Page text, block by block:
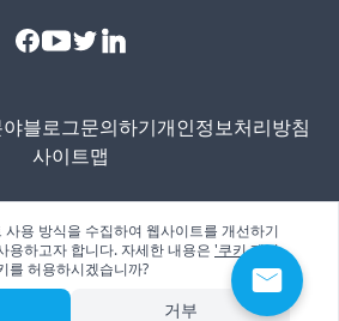
Facebook
Youtube
TwitterLinkedin
블로그문의하기개인정보처리방침
사이트맵
Worthwill Industry Co.,Ltd. 모든
권리 보유.
용 방식을 수집하여 웹사이트를 개선하기
용하고자 합니다. 자세한 내용은 '쿠키 페이
를 허용하시겠습니까?
거부